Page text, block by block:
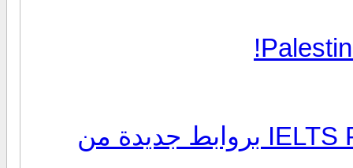
كورس اللغة الإنجليزية IELTS Preparation بروابط جديدة من